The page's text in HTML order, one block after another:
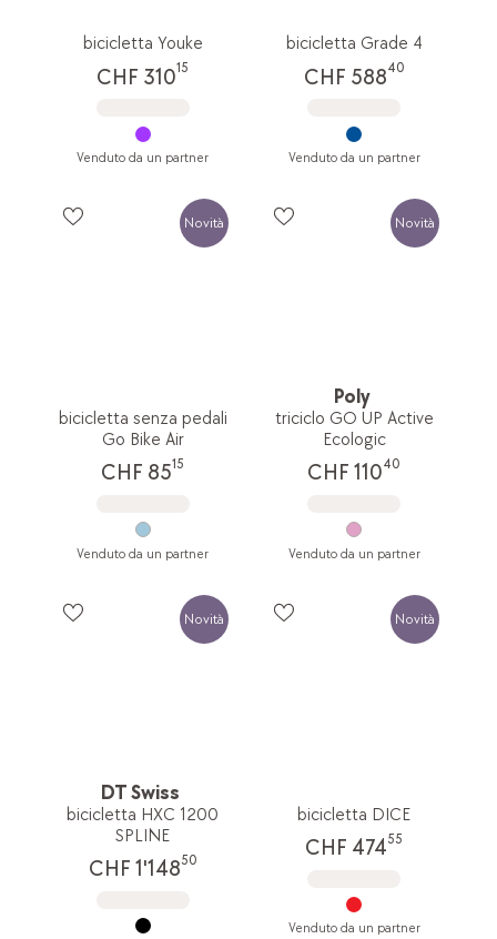
bicicletta Youke
CHF 31015
Venduto da un partner
bicicletta Grade 4
CHF 58840
Venduto da un partner
Novità
bicicletta senza pedali
Go Bike Air
CHF 8515
Venduto da un partner
Novità
Poly
triciclo GO UP Active
Ecologic
CHF 11040
Venduto da un partner
Novità
DT Swiss
bicicletta HXC 1200
SPLINE
CHF 1'14850
Novità
bicicletta DICE
CHF 47455
Venduto da un partner